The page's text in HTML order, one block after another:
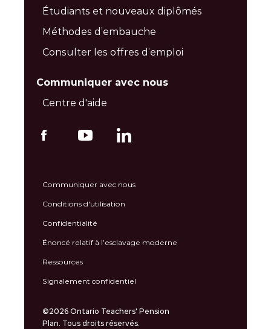
Étudiants et nouveaux diplômés
Méthodes d’embauche
Consulter les offres d’emploi
Communiquer avec nous
Centre d'aide
Communiquer avec nous
Conditions d'utilisation
Confidentialité
Énoncé relatif à l’esclavage moderne
Ressources
Signalement confidentiel
©2026 Ontario Teachers' Pension
Plan. Tous droits réservés.